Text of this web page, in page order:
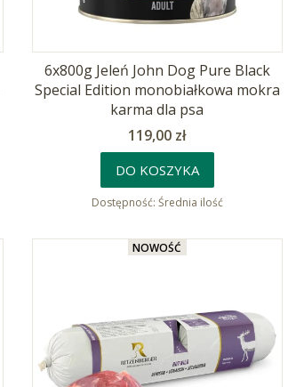
6x800g Jeleń John Dog Pure Black
Special Edition monobiałkowa mokra
karma dla psa
Cena
119,00 zł
DO KOSZYKA
Dostępność: Średnia ilość
NOWOŚĆ